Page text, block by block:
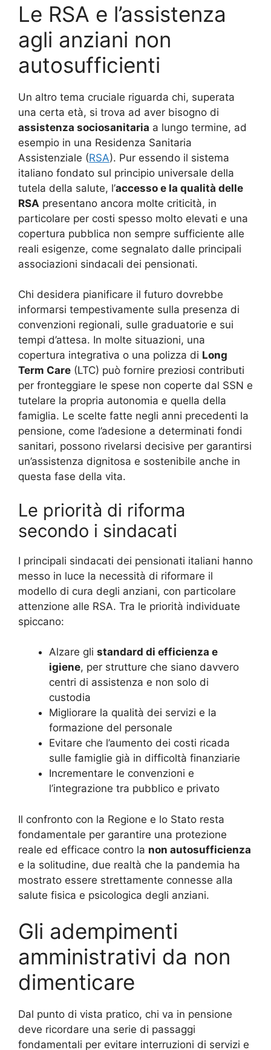
Le RSA e l’assistenza
agli anziani non
autosufficienti
Un altro tema cruciale riguarda chi, superata
una certa età, si trova ad aver bisogno di
assistenza sociosanitaria a lungo termine, ad
esempio in una Residenza Sanitaria
Assistenziale (RSA). Pur essendo il sistema
italiano fondato sul principio universale della
tutela della salute, l’accesso e la qualità delle
RSA presentano ancora molte criticità, in
particolare per costi spesso molto elevati e una
copertura pubblica non sempre sufficiente alle
reali esigenze, come segnalato dalle principali
associazioni sindacali dei pensionati.
Chi desidera pianificare il futuro dovrebbe
informarsi tempestivamente sulla presenza di
convenzioni regionali, sulle graduatorie e sui
tempi d’attesa. In molte situazioni, una
copertura integrativa o una polizza di Long
Term Care (LTC) può fornire preziosi contributi
per fronteggiare le spese non coperte dal SSN e
tutelare la propria autonomia e quella della
famiglia. Le scelte fatte negli anni precedenti la
pensione, come l’adesione a determinati fondi
sanitari, possono rivelarsi decisive per garantirsi
un’assistenza dignitosa e sostenibile anche in
questa fase della vita.
Le priorità di riforma
secondo i sindacati
I principali sindacati dei pensionati italiani hanno
messo in luce la necessità di riformare il
modello di cura degli anziani, con particolare
attenzione alle RSA. Tra le priorità individuate
spiccano:
Alzare gli standard di efficienza e
igiene, per strutture che siano davvero
centri di assistenza e non solo di
custodia
Migliorare la qualità dei servizi e la
formazione del personale
Evitare che l’aumento dei costi ricada
sulle famiglie già in difficoltà finanziarie
Incrementare le convenzioni e
l’integrazione tra pubblico e privato
Il confronto con la Regione e lo Stato resta
fondamentale per garantire una protezione
reale ed efficace contro la non autosufficienza
e la solitudine, due realtà che la pandemia ha
mostrato essere strettamente connesse alla
salute fisica e psicologica degli anziani.
Gli adempimenti
amministrativi da non
dimenticare
Dal punto di vista pratico, chi va in pensione
deve ricordare una serie di passaggi
fondamentali per evitare interruzioni di servizi e